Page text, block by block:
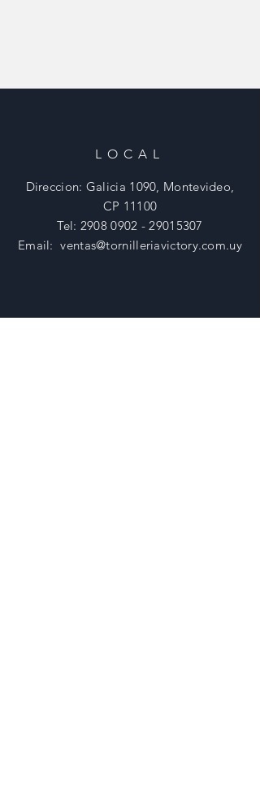
LOCAL
Direccion: Galicia 1090, Montevideo,
CP 11100
Tel: 2908 0902 - 29015307
Email:ventas@tornilleriavictory.com.uy
HORARIOS